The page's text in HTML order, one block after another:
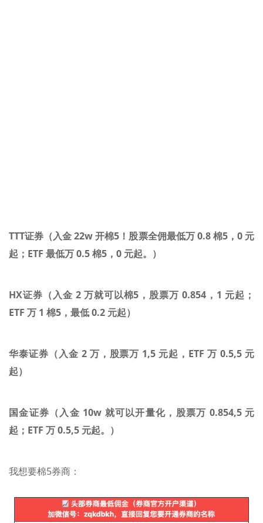
TTT证券（入金 22w 开棉5！股票全佣最低万 0.8 棉5，0 元
起；ETF 最低万 0.5 棉5，0 元起。）
HX证券（入金 2 万就可以棉5，股票万 0.854，1 元起；
ETF 万 1 棉5，最低 0.2 元起）
华泰证券（入金 2 万，股票万 1,5 元起，ETF 万 0.5,5 元
起）
国金证券（入金 10w 就可以开量化，股票万 0.854,5 元
起；ETF 万 0.5,5 元起。）
我想要棉5券商：